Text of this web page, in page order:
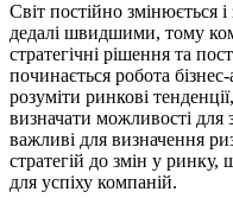
Світ постійно змінюється
дедалі швидшими, тому
стратегічні рішення та
починається робота
розуміти ринкові
визначати можливості для
важливі для визначення
стратегій до змін у
для успіху компаній.